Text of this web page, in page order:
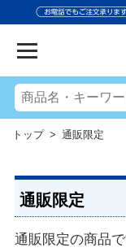
トップ> 通販限定
通販限定
通販限定の商品